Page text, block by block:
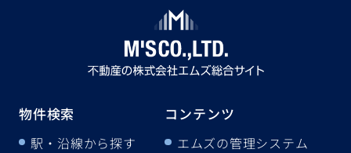
物件検索
駅・沿線から探す
コンテンツ
エムズの管理システム